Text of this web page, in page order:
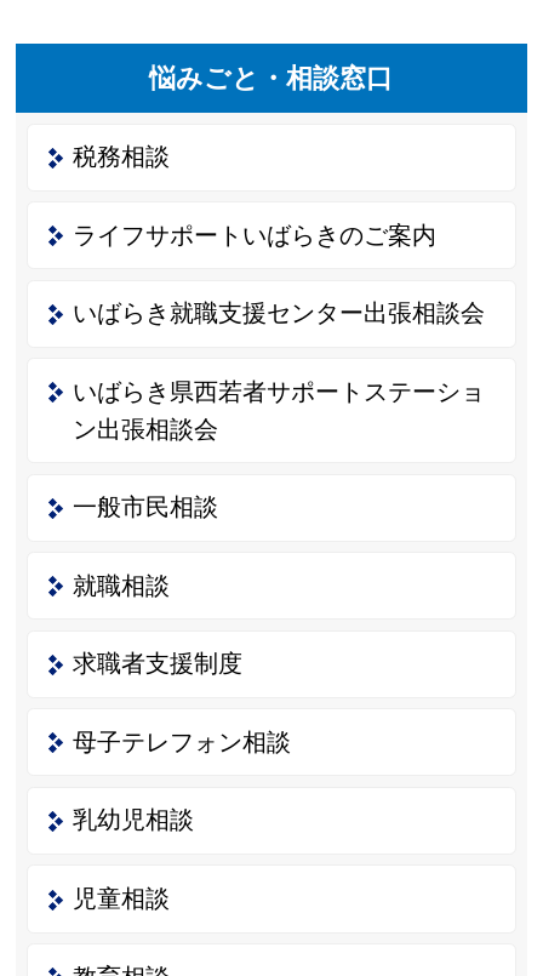
悩みごと・相談窓口
税務相談
ライフサポートいばらきのご案内
いばらき就職支援センター出張相談会
いばらき県西若者サポートステーショ
ン出張相談会
一般市民相談
就職相談
求職者支援制度
母子テレフォン相談
乳幼児相談
児童相談